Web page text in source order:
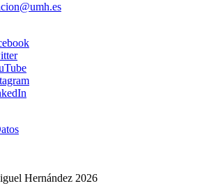
Hernández 2026